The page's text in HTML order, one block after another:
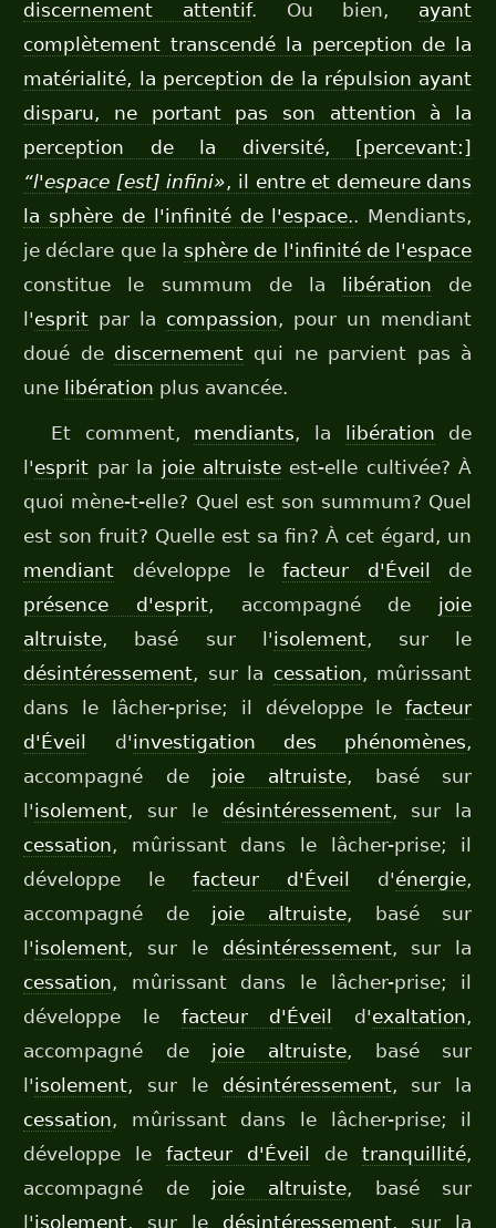
discernement attentif. Ou bien, ayant
complètement transcendé la perception de la
matérialité, la perception de la répulsion ayant
disparu, ne portant pas son attention à la
perception de la diversité, [percevant:]
“l'espace [est] infini», il entre et demeure dans
la sphère de l'infinité de l'espace.. Mendiants,
je déclare que la sphère de l'infinité de l'espace
constitue le summum de la
libération de
l'esprit par la compassion, pour un mendiant
doué de discernement qui ne parvient pas à
une libération plus avancée.
Et comment, mendiants, la libération de
l'esprit par la joie altruisteest-elle cultivée? À
quoi mène-t-elle? Quel est son summum? Quel
est son fruit? Quelle est sa fin? À cet égard, un
mendiant développe lefacteur d'Éveil
de
présence d'esprit, accompagné de joie
altruiste, basé sur l'isolement, sur le
désintéressement, sur la cessation, mûrissant
dans le lâcher-prise; il développe lefacteur
d'Éveil
d'investigation des phénomènes,
accompagné de joie altruiste, basé sur
l'isolement, sur le désintéressement, sur la
cessation, mûrissant dans le lâcher-prise; il
développe lefacteur d'Éveil d'énergie,
accompagné de joie altruiste, basé sur
l'isolement, sur le désintéressement, sur la
cessation, mûrissant dans le lâcher-prise; il
développe le facteur d'Éveil d'exaltation,
accompagné de joie altruiste, basé sur
l'isolement, sur le désintéressement, sur la
cessation, mûrissant dans le lâcher-prise; il
développe lefacteur d'Éveil detranquillité,
accompagné de joie altruiste, basé sur
l'isolement, sur le désintéressement, sur la